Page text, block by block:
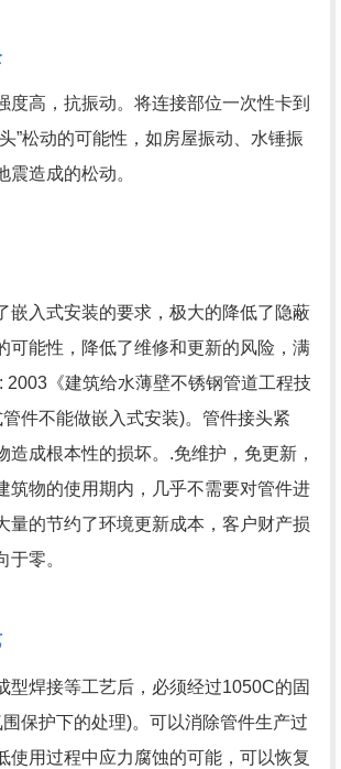
度高，抗振动。将连接部位一次性卡到
”松动的可能性，如房屋振动、水锤振
震造成的松动。
嵌入式安装的要求，极大的降低了隐蔽
可能性，降低了维修和更新的风险，满
2003《建筑给水薄壁不锈钢管道工程技
件不能做嵌入式安装)。管件接头紧
造成根本性的损坏。.免维护，免更新，
筑物的使用期内，几乎不需要对管件进
量的节约了环境更新成本，客户财产损
于零。
型焊接等工艺后，必须经过1050C的固
保护下的处理)。可以消除管件生产过
使用过程中应力腐蚀的可能，可以恢复